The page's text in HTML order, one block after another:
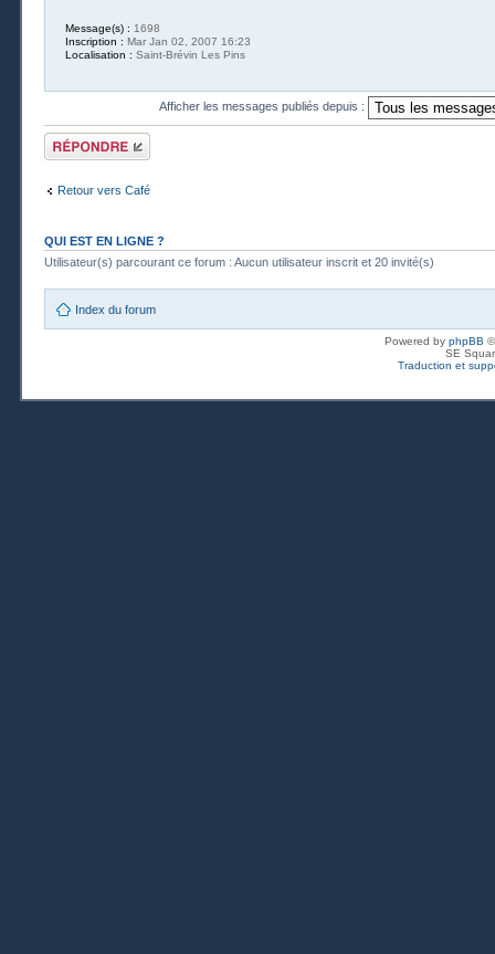
Message(s) : 1698
Inscription : Mar Jan 02, 2007 16:23
Localisation : Saint-Brévin Les Pins
Afficher les messages publiés depuis :
Publier une
réponse
Retour vers Café
QUI EST EN LIGNE ?
Utilisateur(s) parcourant ce forum : Aucun utilisateur inscrit et 20 invité(s)
Index du forum
Powered by phpBB
SE
Traduction et